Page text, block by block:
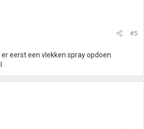
#5
eerst een vlekken spray opdoen.